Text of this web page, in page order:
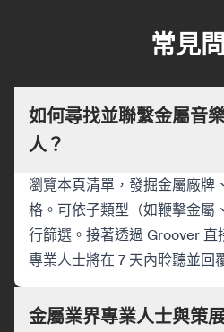
常見
如何尋找並聯繫金屬音
人？
瀏覽本頁清單，發掘金屬廠牌
格。可依子類型（如鞭擊金屬
行篩選。接著透過 Groover 直
專業人士將在 7 天內聆聽並回
金屬業界專業人士與策